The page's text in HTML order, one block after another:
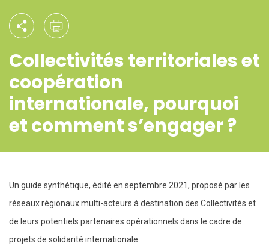
Collectivités territoriales et
coopération
internationale, pourquoi
et comment s’engager ?
Un guide synthétique, édité en septembre 2021, proposé par les
réseaux régionaux multi-acteurs à destination des Collectivités et
de leurs potentiels partenaires opérationnels dans le cadre de
projets de solidarité internationale.